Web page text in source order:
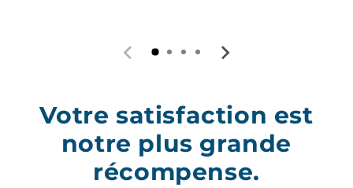
Votre satisfaction est
notre plus grande
récompense.